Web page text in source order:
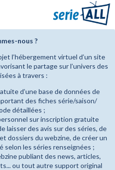
nous ?
l’hébergement virtuel d’un site
le partage sur l’univers des
à travers :
d’une base de données de
des fiches série/saison/
détaillées ;
sur inscription gratuite
laisser des avis sur des séries, de
dossiers du webzine, de créer un
selon les séries renseignées ;
publiant des news, articles,
ou tout autre support original